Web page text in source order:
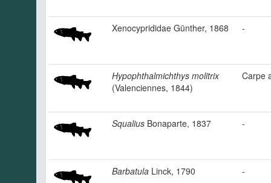
Xenocyprididae Günther, 1868 -
Hypophthalmichthys molitrix
(Valenciennes, 1844)
Carpe
Squalius Bonaparte, 1837 -
Barbatula Linck, 1790 -